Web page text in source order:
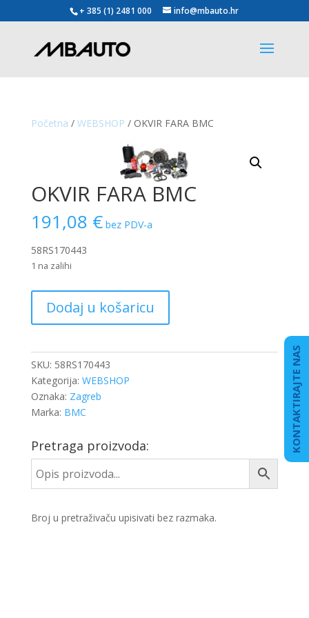
+ 385 (1) 2481 000 info@mbauto.hr
Početna / WEBSHOP / OKVIR FARA BMC
OKVIR FARA BMC
191,08 € bez PDV-a
58RS170443
1 na zalihi
FARA
BMC
Dodaj u košaricu
SKU: 58RS170443
Kategorija: WEBSHOP
Oznaka: Zagreb
Marka: BMC
Pretraga proizvoda:
Broj u pretraživaču upisivati bez razmaka.
KONTAKTIRAJTE NAS